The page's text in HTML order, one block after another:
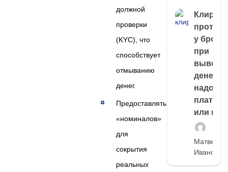
должной
проверки
(KYC), что
способствует
отмыванию
денег.
Предоставлять
«номиналов»
для
сокрытия
реальных
Клиринг
у
при
выводе
денег,
надо
платить
или
Матвей
Иванов